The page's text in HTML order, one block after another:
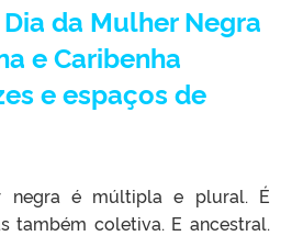
da Mulher Negra
e Caribenha
e espaços de
negra é múltipla e plural. É
também coletiva. E ancestral.